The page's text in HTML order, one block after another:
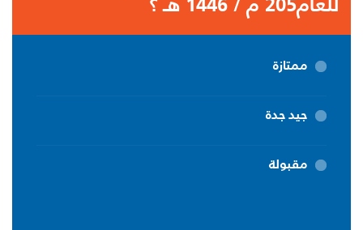
ممتازة
جيد جدة
مقبولة